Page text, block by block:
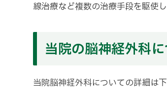
線治療など複数の治療手段を駆使
当院の脳神経外科
当院脳神経外科についての詳細は